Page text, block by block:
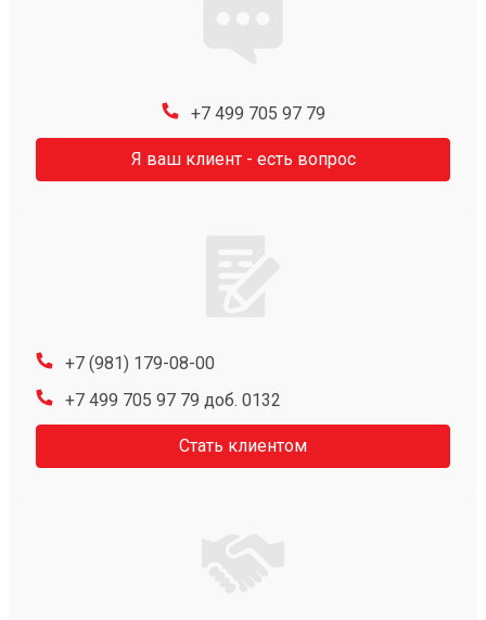
+7 499 705 97 79
Я ваш клиент - есть вопрос
+7 (981) 179-08-00
+7 499 705 97 79 доб. 0132
Стать клиентом